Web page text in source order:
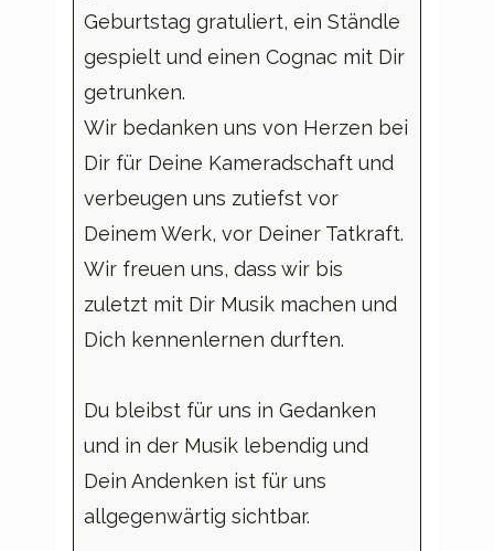
Geburtstag gratuliert, ein Ständle
gespielt und einen Cognac mit Dir
getrunken.
Wir bedanken uns von Herzen bei
Dir für Deine Kameradschaft und
verbeugen uns zutiefst vor
Deinem Werk, vor Deiner Tatkraft.
Wir freuen uns, dass wir bis
zuletzt mit Dir Musik machen und
Dich kennenlernen durften.
Du bleibst für uns in Gedanken
und in der Musik lebendig und
Dein Andenken ist für uns
allgegenwärtig sichtbar.